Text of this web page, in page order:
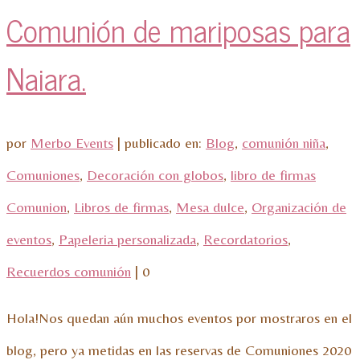
Comunión de mariposas para
Naiara.
por Merbo Events | publicado en: Blog, comunión niña,
Comuniones, Decoración con globos, libro de firmas
Comunion, Libros de firmas, Mesa dulce, Organización de
eventos, Papeleria personalizada, Recordatorios,
Recuerdos comunión | 0
Hola!Nos quedan aún muchos eventos por mostraros en el
blog, pero ya metidas en las reservas de Comuniones 2020